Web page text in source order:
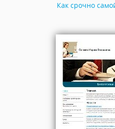
Как срочно